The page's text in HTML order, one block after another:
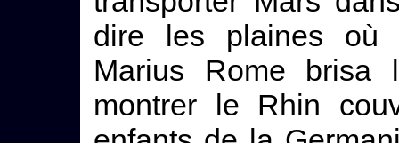
dire les plaines où
Marius Rome
montrer le Rhin